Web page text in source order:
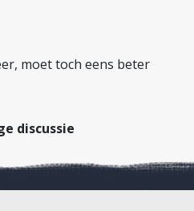
moet toch eens beter
discussie